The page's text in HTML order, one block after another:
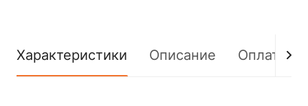
Характеристики Описание Оплата